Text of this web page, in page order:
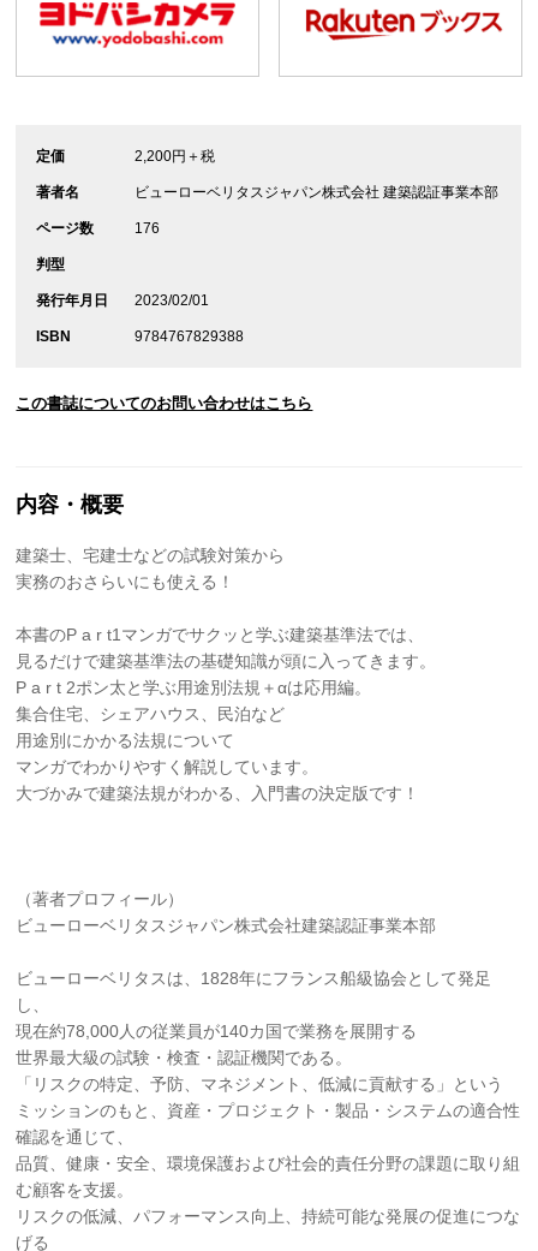
定価 2,200円＋税
著者名 ビューローベリタスジャパン株式会社 建築認証事業本部
ページ数 176
判型
発行年月日 2023/02/01
ISBN 9784767829388
この書誌についてのお問い合わせはこちら
内容・概要
建築士、宅建士などの試験対策から
実務のおさらいにも使える！
本書のP a r t1マンガでサクッと学ぶ建築基準法では、
見るだけで建築基準法の基礎知識が頭に入ってきます。
P a r t 2ポン太と学ぶ用途別法規＋αは応用編。
集合住宅、シェアハウス、民泊など
用途別にかかる法規について
マンガでわかりやすく解説しています。
大づかみで建築法規がわかる、入門書の決定版です！
（著者プロフィール）
ビューローベリタスジャパン株式会社建築認証事業本部
ビューローベリタスは、1828年にフランス船級協会として発足
し、
現在約78,000人の従業員が140カ国で業務を展開する
世界最大級の試験・検査・認証機関である。
「リスクの特定、予防、マネジメント、低減に貢献する」という
ミッションのもと、資産・プロジェクト・製品・システムの適合性
確認を通じて、
品質、健康・安全、環境保護および社会的責任分野の課題に取り組
む顧客を支援。
リスクの低減、パフォーマンス向上、持続可能な発展の促進につな
げる